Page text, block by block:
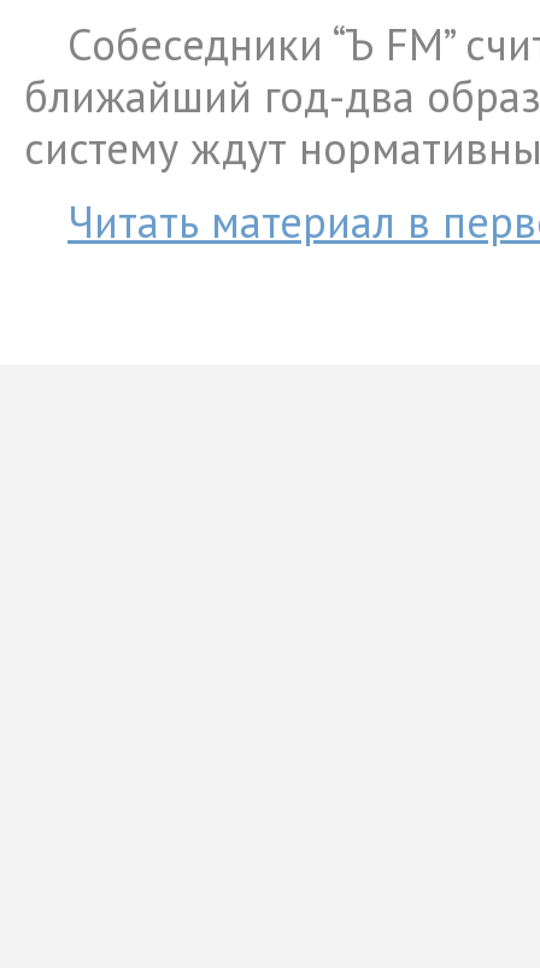
Собеседники “Ъ FM”
ближайший год-два
систему ждут
Читать материал в